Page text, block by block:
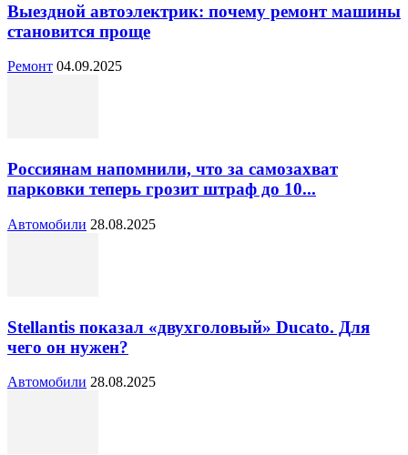
Выездной автоэлектрик: почему ремонт машины
становится проще
Ремонт 04.09.2025
Россиянам напомнили, что за самозахват
парковки теперь грозит штраф до 10...
Автомобили 28.08.2025
Stellantis показал «двухголовый» Ducato. Для
чего он нужен?
Автомобили 28.08.2025